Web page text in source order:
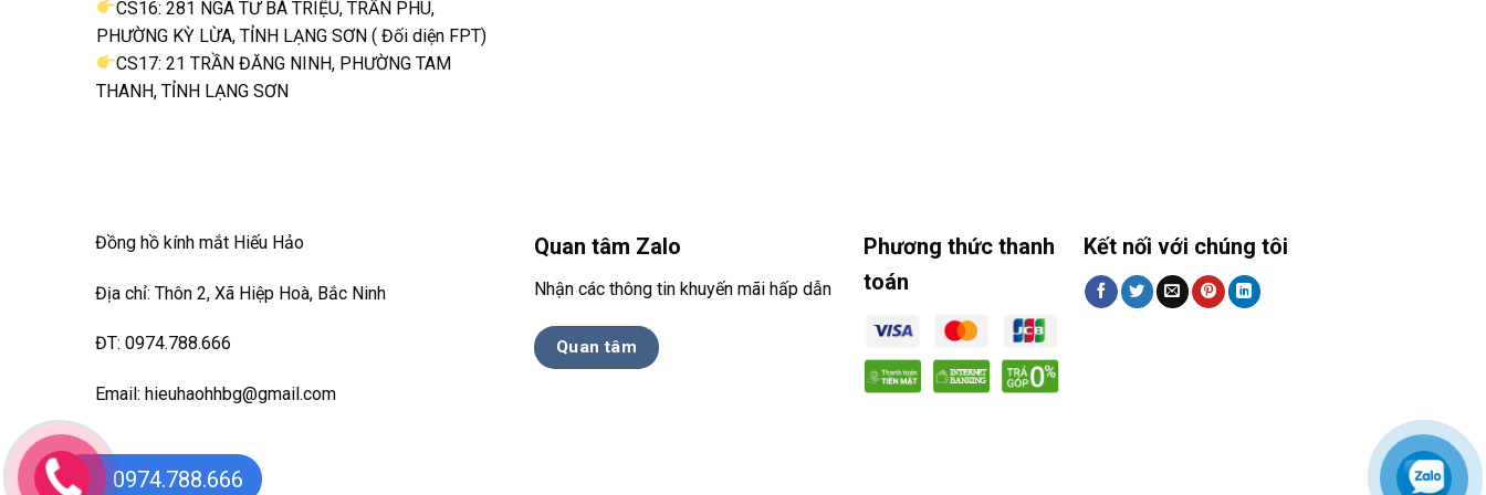
CS16: 281 NGÃ TƯ BÀ TRIỆU, TRẦN PHÚ,
PHƯỜNG KỲ LỪA, TỈNH LẠNG SƠN ( Đối diện FPT)
CS17: 21 TRẦN ĐĂNG NINH, PHƯỜNG TAM
THANH, TỈNH LẠNG SƠN
Đồng hồ kính mắt Hiếu Hảo
Địa chỉ: Thôn 2, Xã Hiệp Hoà, Bắc Ninh
ĐT: 0974.788.666
Email: hieuhaohhbg@gmail.com
Quan tâm Zalo
Nhận các thông tin khuyến mãi hấp dẫn
Quan tâm
Phương thức thanh
toán
Kết nối với chúng tôi
0974.788.666